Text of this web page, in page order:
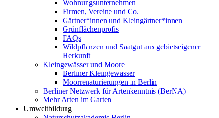
Wohnungsunternehmen
Firmen, Vereine und Co.
Gärtner*innen und Kleingärtner*innen
Grünflächenprofis
FAQs
Wildpflanzen und Saatgut aus gebietseigener
Herkunft
Kleingewässer und Moore
Berliner Kleingewässer
Moorrenaturierungen in Berlin
Berliner Netzwerk für Artenkenntnis (BerNA)
Mehr Arten im Garten
Umweltbildung